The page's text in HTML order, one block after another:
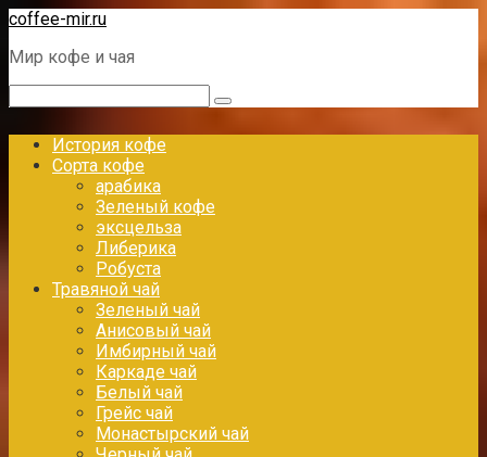
Перейти
контенту
coffee-mir.ru
Мир кофе и чая
История кофе
Сорта кофе
арабика
Зеленый кофе
эксцельза
Либерика
Робуста
Травяной чай
Зеленый чай
Анисовый чай
Имбирный чай
Каркаде чай
Белый чай
Грейс чай
Монастырский чай